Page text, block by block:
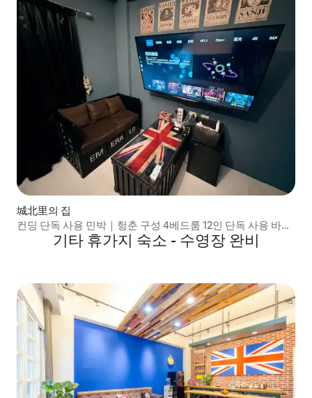
城北里의 집
컨딩 단독 사용 민박｜헝춘 구성 4베드룸 12인 단독 사용 바비
큐/노래/전자 마작/텍사스 홀덤/수영장 도보 환승역 5분
기타 휴가지 숙소 - 수영장 완비